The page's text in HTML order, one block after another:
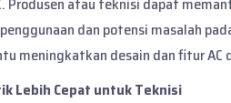
dan potensi masalah
meningkatkan desain dan fitur AC
Lebih Cepat untuk Teknisi